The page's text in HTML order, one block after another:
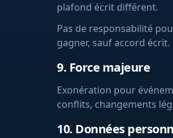
plafond écrit différent.
Pas de responsabilité
gagner, sauf accord écrit.
9. Force majeure
Exonération pour
conflits, changements
10. Données